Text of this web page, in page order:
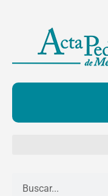
contenido